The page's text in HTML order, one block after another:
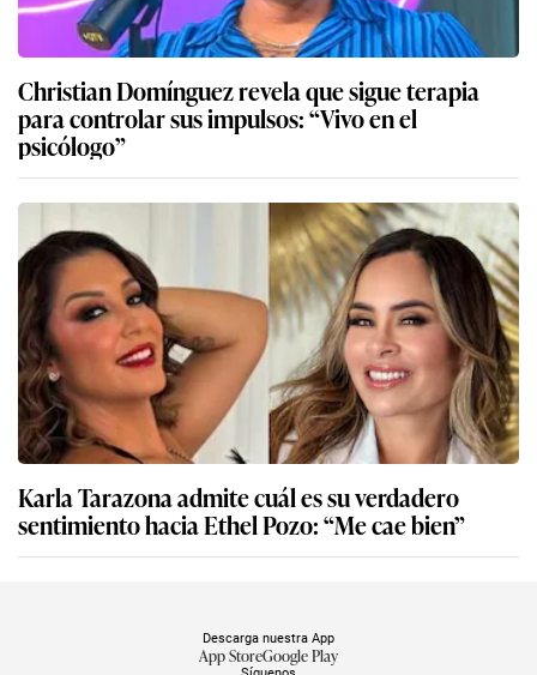
Christian Domínguez revela que sigue terapia
para controlar sus impulsos: “Vivo en el
psicólogo”
Karla Tarazona admite cuál es su verdadero
sentimiento hacia Ethel Pozo: “Me cae bien”
Descarga nuestra App
App StoreGoogle Play